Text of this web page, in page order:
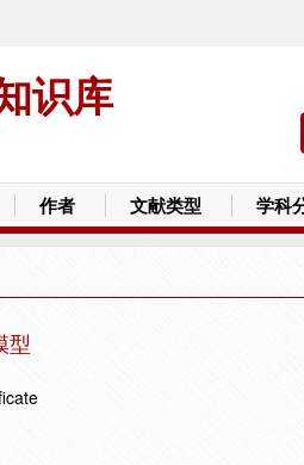
识库
作者 文献类型 学科
型